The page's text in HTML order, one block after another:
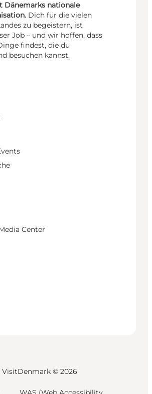
Dänemarks nationale
Dich für die vielen
zu begeistern, ist
Job – und wir hoffen, dass
findest, die du
besuchen kannst.
Center
VisitDenmark © 2026